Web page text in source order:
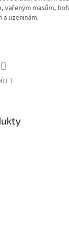
vařeným masům,
a uzeninám.